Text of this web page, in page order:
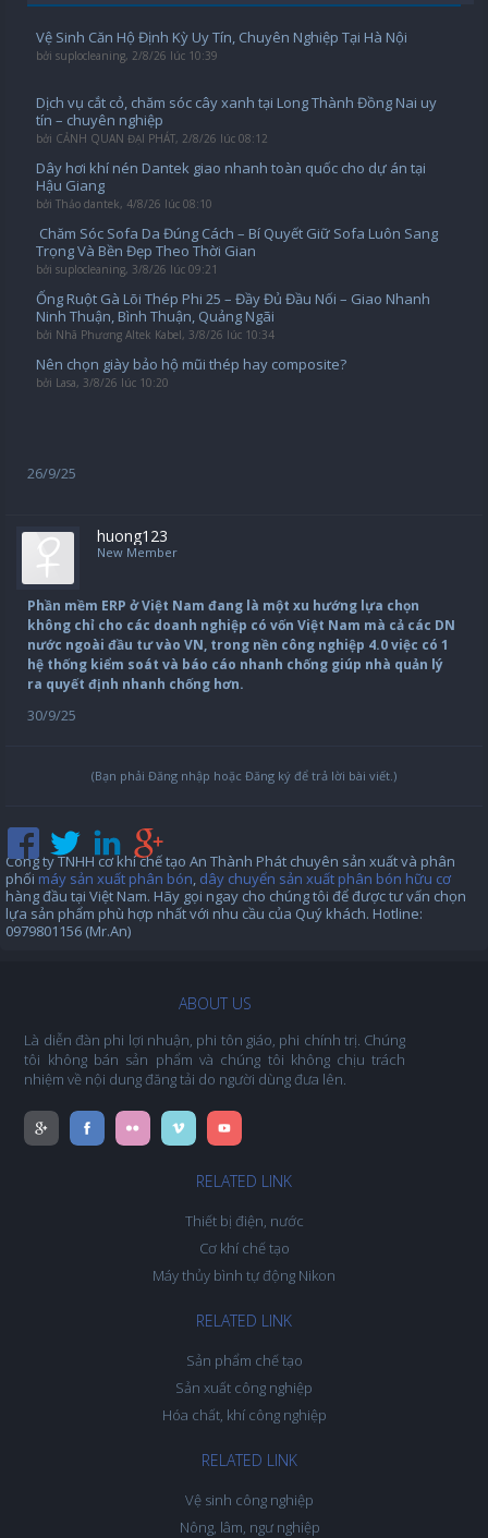
Vệ Sinh Căn Hộ Định Kỳ Uy Tín, Chuyên Nghiệp Tại Hà Nội
bởi suplocleaning, 2/8/26 lúc 10:39
Dịch vụ cắt cỏ, chăm sóc cây xanh tại Long Thành Đồng Nai uy
tín – chuyên nghiệp
bởi CẢNH QUAN ĐẠI PHÁT, 2/8/26 lúc 08:12
Dây hơi khí nén Dantek giao nhanh toàn quốc cho dự án tại
Hậu Giang
bởi Thảo dantek, 4/8/26 lúc 08:10
️ Chăm Sóc Sofa Da Đúng Cách – Bí Quyết Giữ Sofa Luôn Sang
Trọng Và Bền Đẹp Theo Thời Gian
bởi suplocleaning, 3/8/26 lúc 09:21
Ống Ruột Gà Lõi Thép Phi 25 – Đầy Đủ Đầu Nối – Giao Nhanh
Ninh Thuận, Bình Thuận, Quảng Ngãi
bởi Nhã Phương Altek Kabel, 3/8/26 lúc 10:34
Nên chọn giày bảo hộ mũi thép hay composite?
bởi Lasa, 3/8/26 lúc 10:20
26/9/25
huong123
New Member
Phần mềm ERP ở Việt Nam đang là một xu hướng lựa chọn
không chỉ cho các doanh nghiệp có vốn Việt Nam mà cả các DN
nước ngoài đầu tư vào VN, trong nền công nghiệp 4.0 việc có 1
hệ thống kiểm soát và báo cáo nhanh chống giúp nhà quản lý
ra quyết định nhanh chống hơn.
30/9/25
(Bạn phải Đăng nhập hoặc Đăng ký để trả lời bài viết.)
Công ty TNHH cơ khí chế tạo An Thành Phát chuyên sản xuất và phân
phối máy sản xuất phân bón, dây chuyển sản xuất phân bón hữu cơ
hàng đầu tại Việt Nam. Hãy gọi ngay cho chúng tôi để được tư vấn chọn
lựa sản phẩm phù hợp nhất với nhu cầu của Quý khách. Hotline:
0979801156 (Mr.An)
ABOUT US
Là diễn đàn phi lợi nhuận, phi tôn giáo, phi chính trị. Chúng
tôi không bán sản phẩm và chúng tôi không chịu trách
nhiệm về nội dung đăng tải do người dùng đưa lên.
RELATED LINK
Thiết bị điện, nước
Cơ khí chế tạo
Máy thủy bình tự động Nikon
RELATED LINK
Sản phẩm chế tạo
Sản xuất công nghiệp
Hóa chất, khí công nghiệp
RELATED LINK
Vệ sinh công nghiệp
Nông, lâm, ngư nghiệp